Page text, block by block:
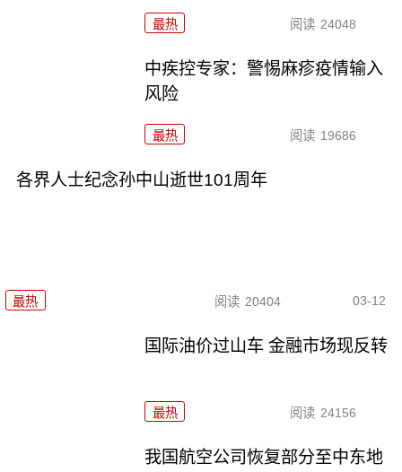
最热 阅读 24048
中疾控专家：警惕麻疹疫情输入
风险
最热 阅读 19686
各界人士纪念孙中山逝世101周年
最热 阅读 20404 03-12
国际油价过山车 金融市场现反转
最热 阅读 24156
我国航空公司恢复部分至中东地